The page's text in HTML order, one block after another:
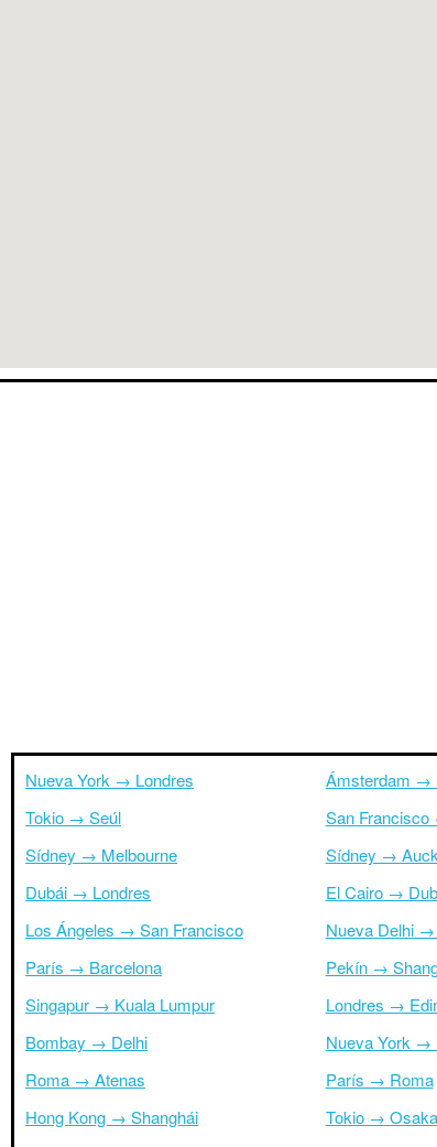
Nueva York → Londres
Tokio → Seúl
Sídney → Melbourne
Dubái → Londres
Los Ángeles → San Francisco
París → Barcelona
Singapur → Kuala Lumpur
Bombay → Delhi
Roma → Atenas
Hong Kong → Shanghái
Ámsterdam →
San
Sídney →
El Cairo →
Nueva Delhi →
Pekín →
Londres →
Nueva York →
París → Roma
Tokio → Osaka